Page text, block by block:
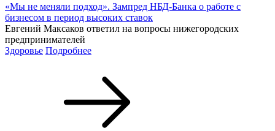
«Мы не меняли подход». Зампред НБД-Банка о работе с
бизнесом в период высоких ставок
Евгений Максаков ответил на вопросы нижегородских
предпринимателей
Здоровье Подробнее